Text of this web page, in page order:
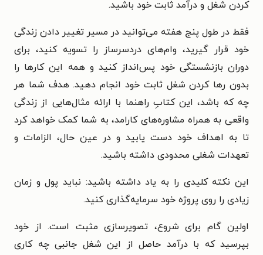
کردن شغل و درآمد ثابت خود باشید.
فقط در طول پنج هفته می‌توانید در مسیر تغییر دادن زندگی
خود قرار گیرید، وام‌های دردسرساز را تسویه کنید، برای
دوران بازنشستگی خود پس‌انداز کنید و همه این کارها را
بدون رها کردن شغل ثابت خود انجام دهید. هدف شما هر
چه که باشد، این کتابِ راهنما با ارائه مثال‌هایی از زندگی
واقعی به همراه مشاوره‌های کارامد، به شما کمک خواهد کرد
تا به اهداف خود دست یابید و در عین حال، الزامات و
تعهدات شغلی محدودی داشته باشید.
این نکته کلیدی را به یاد داشته باشید: نباید پول و زمان
زیادی را روی پروژه خود سرمایه‌گذاری کنید.
اولین گام برای شروع، تصویرسازی مثبت است. از خود
بپرسید که با درآمد حاصل از این شغل جانبی چه کاری